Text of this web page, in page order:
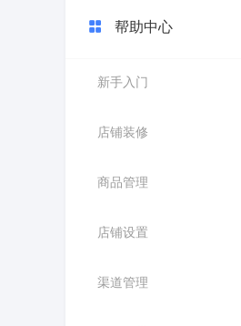
帮助中心
新手入门
店铺装修
商品管理
店铺设置
渠道管理